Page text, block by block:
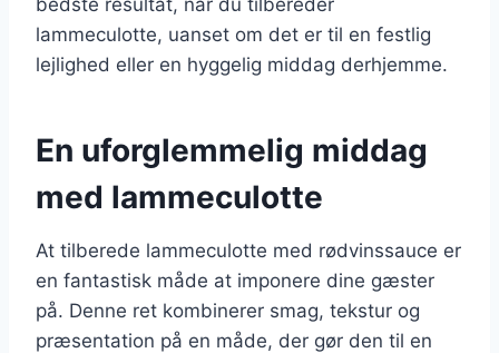
lammeculotte, uanset om det er til en festlig
lejlighed eller en hyggelig middag derhjemme.
En uforglemmelig middag
med lammeculotte
At tilberede lammeculotte med rødvinssauce er
en fantastisk måde at imponere dine gæster
på. Denne ret kombinerer smag, tekstur og
præsentation på en måde, der gør den til en